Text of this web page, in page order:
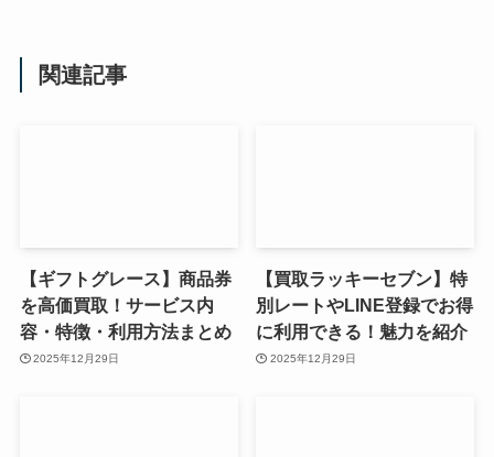
関連記事
【ギフトグレース】商品券
を高価買取！サービス内
容・特徴・利用方法まとめ
2025年12月29日
【買取ラッキーセブン】特
別レートやLINE登録でお得
に利用できる！魅力を紹介
2025年12月29日